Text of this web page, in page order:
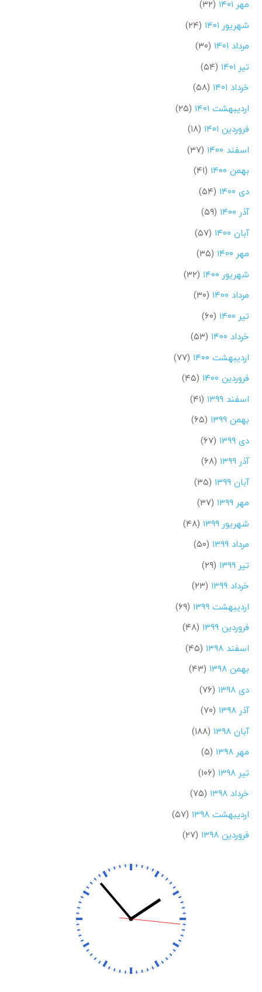
مهر ۱۴۰۱
(۳۲)
شهریور ۱۴۰۱
(۲۴)
مرداد ۱۴۰۱
(۳۰)
تیر ۱۴۰۱
(۵۴)
خرداد ۱۴۰۱
(۵۸)
اردیبهشت ۱۴۰۱
(۲۵)
فروردین ۱۴۰۱
(۱۸)
اسفند ۱۴۰۰
(۳۷)
بهمن ۱۴۰۰
(۴۱)
دی ۱۴۰۰
(۵۴)
آذر ۱۴۰۰
(۵۹)
آبان ۱۴۰۰
(۵۷)
مهر ۱۴۰۰
(۳۵)
شهریور ۱۴۰۰
(۳۲)
مرداد ۱۴۰۰
(۳۰)
تیر ۱۴۰۰
(۶۰)
خرداد ۱۴۰۰
(۵۳)
اردیبهشت ۱۴۰۰
(۷۷)
فروردین ۱۴۰۰
(۴۵)
اسفند ۱۳۹۹
(۴۱)
بهمن ۱۳۹۹
(۶۵)
دی ۱۳۹۹
(۶۷)
آذر ۱۳۹۹
(۶۸)
آبان ۱۳۹۹
(۳۵)
مهر ۱۳۹۹
(۳۷)
شهریور ۱۳۹۹
(۴۸)
مرداد ۱۳۹۹
(۵۰)
تیر ۱۳۹۹
(۲۹)
خرداد ۱۳۹۹
(۲۳)
اردیبهشت ۱۳۹۹
(۶۹)
فروردین ۱۳۹۹
(۴۸)
اسفند ۱۳۹۸
(۴۵)
بهمن ۱۳۹۸
(۴۳)
دی ۱۳۹۸
(۷۶)
آذر ۱۳۹۸
(۷۰)
آبان ۱۳۹۸
(۱۸۸)
مهر ۱۳۹۸
(۵)
تیر ۱۳۹۸
(۱۰۶)
خرداد ۱۳۹۸
(۷۵)
اردیبهشت ۱۳۹۸
(۵۷)
فروردین ۱۳۹۸
(۲۷)